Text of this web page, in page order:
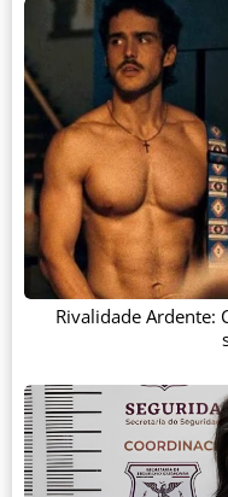
Rivalidade Ardente: